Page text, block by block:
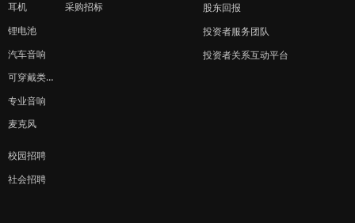
采购招标
耳机
锂电池
汽车音响
可穿戴类产品
专业音响
麦克风
股东回报
投资者服务团队
投资者关系互动平台
校园招聘
社会招聘